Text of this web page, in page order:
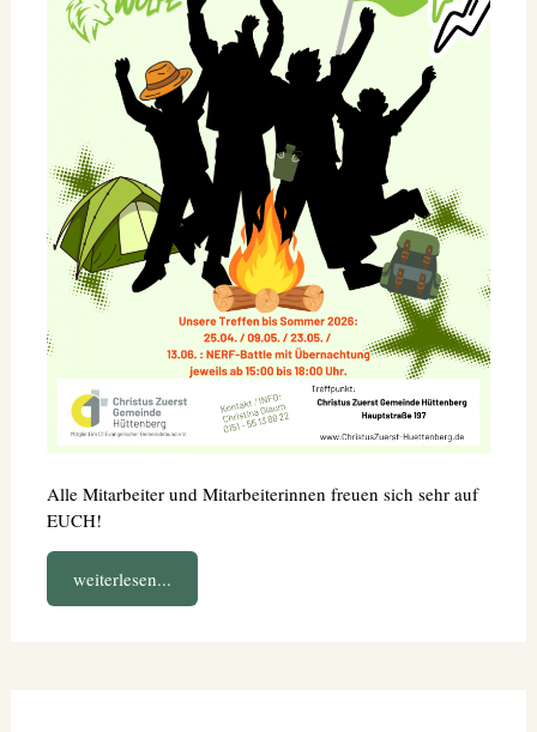
Alle Mitarbeiter und Mitarbeiterinnen freuen sich sehr auf
EUCH!
weiterlesen...